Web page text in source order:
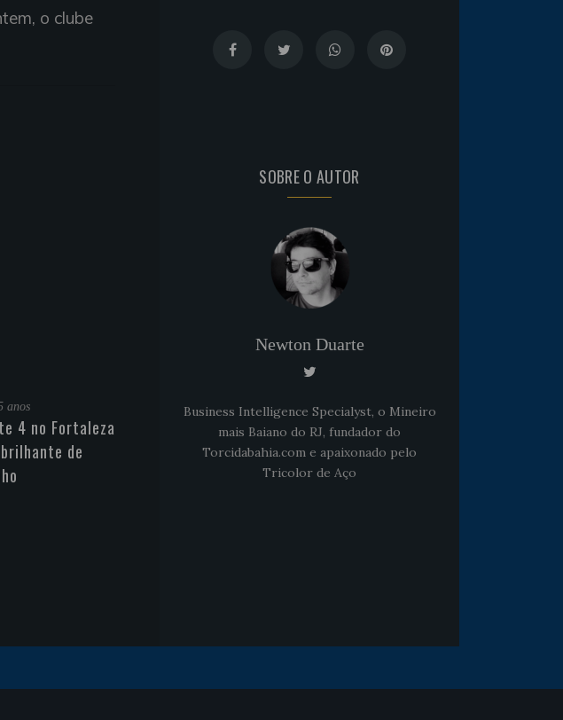
o clube
anos
4 no Fortaleza
de
Noticias há 5 anos
Goleiro Douglas Friedrich
fica em observação após
sofrer um corte no rosto
SOBRE O AUTOR
Newton Duarte
Business Intelligence Specialyst, o Mineiro
mais Baiano do RJ, fundador do
Torcidabahia.com e apaixonado pelo
Tricolor de Aço